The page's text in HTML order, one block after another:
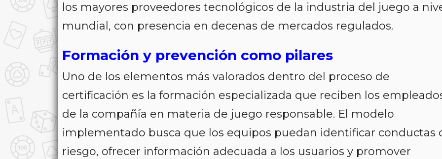
los mayores proveedores tecnológicos de la industria del juego a
mundial, con presencia en decenas de mercados regulados.
Formación y prevención como pilares
Uno de los elementos más valorados dentro del proceso de
certificación es la formación especializada que reciben los
de la compañía en materia de juego responsable. El modelo
implementado busca que los equipos puedan identificar conductas
riesgo, ofrecer información adecuada a los usuarios y promover